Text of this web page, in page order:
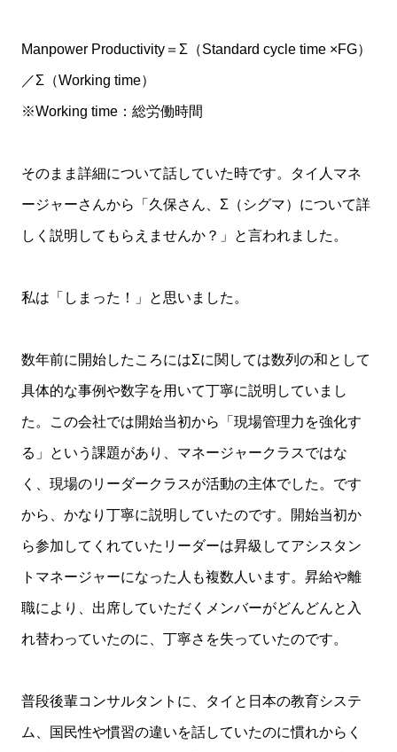
Manpower Productivity＝Σ（Standard cycle time ×FG）
／Σ（Working time）
※Working time：総労働時間
そのまま詳細について話していた時です。タイ人マネ
ージャーさんから「久保さん、Σ（シグマ）について詳
しく説明してもらえませんか？」と言われました。
私は「しまった！」と思いました。
数年前に開始したころにはΣに関しては数列の和として
具体的な事例や数字を用いて丁寧に説明していまし
た。この会社では開始当初から「現場管理力を強化す
る」という課題があり、マネージャークラスではな
く、現場のリーダークラスが活動の主体でした。です
から、かなり丁寧に説明していたのです。開始当初か
ら参加してくれていたリーダーは昇級してアシスタン
トマネージャーになった人も複数人います。昇給や離
職により、出席していただくメンバーがどんどんと入
れ替わっていたのに、丁寧さを失っていたのです。
普段後輩コンサルタントに、タイと日本の教育システ
ム、国民性や慣習の違いを話していたのに慣れからく